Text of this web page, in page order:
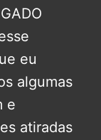
eu
algumas
e
atiradas